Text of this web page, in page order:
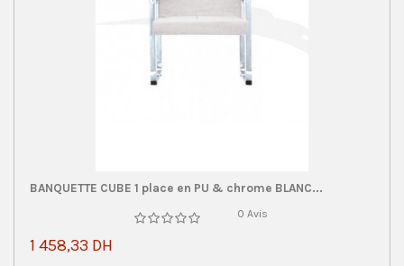
BANQUETTE CUBE 1 place en PU & chrome BLANC...
0 Avis
1 458,33 DH